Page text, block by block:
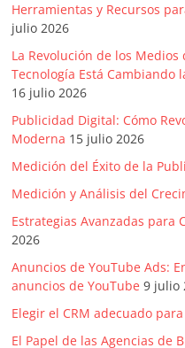
versátil
del
Marketing
en
LATAM
|
Bitácora
social
de
Mercadeo
Interactivo,
Medios,
Publicidad,
Marketing,
Campañas
Publicitarias,
Herramientas y Recursos
julio 2026
La Revolución de los
Tecnología Está Cambiando
16 julio 2026
Publicidad Digital: Cómo
Moderna 15 julio 2026
Medición del Éxito de la
Medición y Análisis del
Estrategias Avanzadas para
2026
Anuncios de YouTube Ads:
anuncios de YouTube 9 julio
Elegir el CRM adecuado
El Papel de las Agencias de